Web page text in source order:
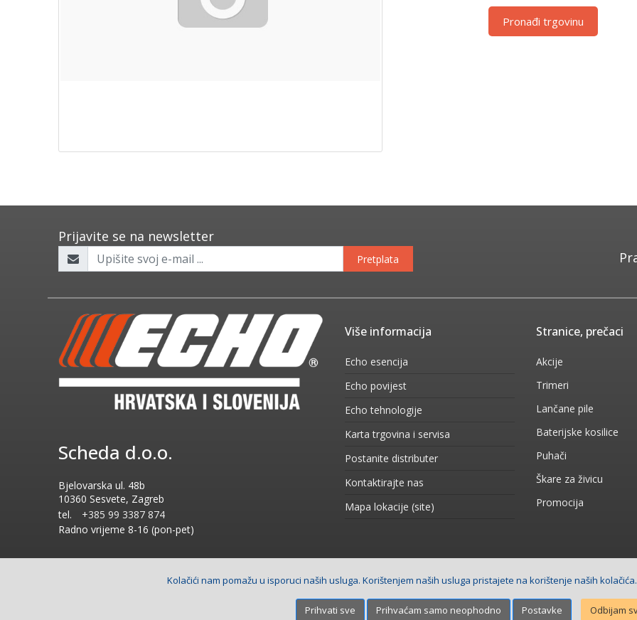
Pronađi trgovinu
Prijavite se na newsletter
Pretplata
Scheda d.o.o.
Bjelovarska ul. 48b
10360 Sesvete, Zagreb
tel.
+385 99 3387 874
Radno vrijeme8-16 (pon-pet)
Više informacija
Echo esencija
Echo povijest
Echo tehnologije
Karta trgovina i servisa
Postanite distributer
Kontaktirajte nas
Mapa lokacije (site)
Stranice, prečaci
Akcije
Trimeri
Lančane pile
Baterijske kosilice
Puhači
Škare za živicu
Promocija
Izrada stranica Net plus d.o.o.
Kolačići nam pomažu u isporuci naših usluga. Korištenjem naših usluga pristajete na korištenje naših
Prihvati sve Prihvaćam samo neophodno Postavke Odbijam